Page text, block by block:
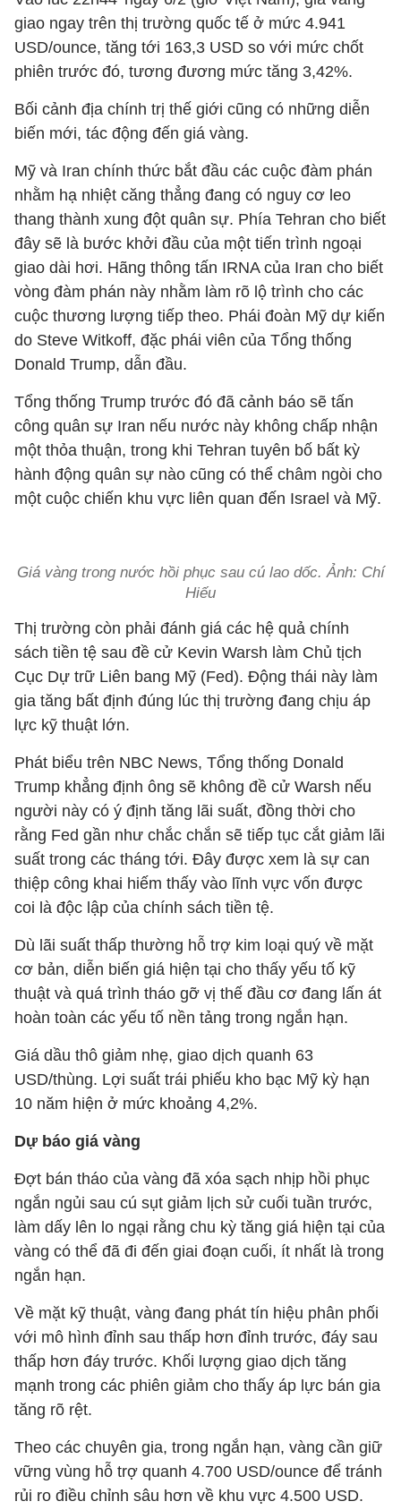
giao ngay trên thị trường quốc tế ở mức 4.941
USD/ounce, tăng tới 163,3 USD so với mức chốt
phiên trước đó, tương đương mức tăng 3,42%.
Bối cảnh địa chính trị thế giới cũng có những diễn
biến mới, tác động đến giá vàng.
Mỹ và Iran chính thức bắt đầu các cuộc đàm phán
nhằm hạ nhiệt căng thẳng đang có nguy cơ leo
thang thành xung đột quân sự. Phía Tehran cho biết
đây sẽ là bước khởi đầu của một tiến trình ngoại
giao dài hơi. Hãng thông tấn IRNA của Iran cho biết
vòng đàm phán này nhằm làm rõ lộ trình cho các
cuộc thương lượng tiếp theo. Phái đoàn Mỹ dự kiến
do Steve Witkoff, đặc phái viên của Tổng thống
Donald Trump, dẫn đầu.
Tổng thống Trump trước đó đã cảnh báo sẽ tấn
công quân sự Iran nếu nước này không chấp nhận
một thỏa thuận, trong khi Tehran tuyên bố bất kỳ
hành động quân sự nào cũng có thể châm ngòi cho
một cuộc chiến khu vực liên quan đến Israel và Mỹ.
Giá vàng trong nước hồi phục sau cú lao dốc. Ảnh: Chí
Hiếu
Thị trường còn phải đánh giá các hệ quả chính
sách tiền tệ sau đề cử Kevin Warsh làm Chủ tịch
Cục Dự trữ Liên bang Mỹ (Fed). Động thái này làm
gia tăng bất định đúng lúc thị trường đang chịu áp
lực kỹ thuật lớn.
Phát biểu trên NBC News, Tổng thống Donald
Trump khẳng định ông sẽ không đề cử Warsh nếu
người này có ý định tăng lãi suất, đồng thời cho
rằng Fed gần như chắc chắn sẽ tiếp tục cắt giảm lãi
suất trong các tháng tới. Đây được xem là sự can
thiệp công khai hiếm thấy vào lĩnh vực vốn được
coi là độc lập của chính sách tiền tệ.
Dù lãi suất thấp thường hỗ trợ kim loại quý về mặt
cơ bản, diễn biến giá hiện tại cho thấy yếu tố kỹ
thuật và quá trình tháo gỡ vị thế đầu cơ đang lấn át
hoàn toàn các yếu tố nền tảng trong ngắn hạn.
Giá dầu thô giảm nhẹ, giao dịch quanh 63
USD/thùng. Lợi suất trái phiếu kho bạc Mỹ kỳ hạn
10 năm hiện ở mức khoảng 4,2%.
Dự báo giá vàng
Đợt bán tháo của vàng đã xóa sạch nhịp hồi phục
ngắn ngủi sau cú sụt giảm lịch sử cuối tuần trước,
làm dấy lên lo ngại rằng chu kỳ tăng giá hiện tại của
vàng có thể đã đi đến giai đoạn cuối, ít nhất là trong
ngắn hạn.
Về mặt kỹ thuật, vàng đang phát tín hiệu phân phối
với mô hình đỉnh sau thấp hơn đỉnh trước, đáy sau
thấp hơn đáy trước. Khối lượng giao dịch tăng
mạnh trong các phiên giảm cho thấy áp lực bán gia
tăng rõ rệt.
Theo các chuyên gia, trong ngắn hạn, vàng cần giữ
vững vùng hỗ trợ quanh 4.700 USD/ounce để tránh
rủi ro điều chỉnh sâu hơn về khu vực 4.500 USD.